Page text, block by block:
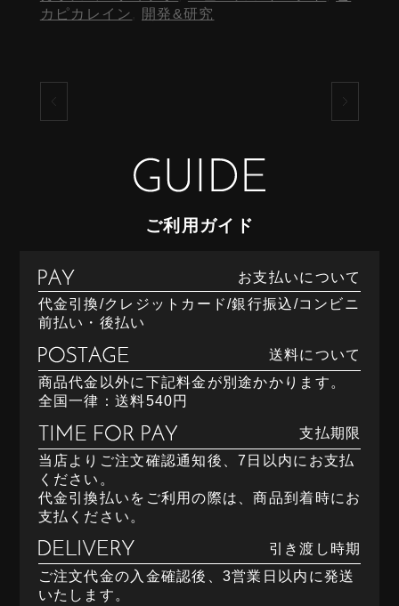
カピカレイン
開発&研究
ご利用ガイド
お支払いについて
代金引換/クレジットカード/銀行振込/コンビニ
前払い・後払い
送料について
商品代金以外に下記料金が別途かかります。
全国一律：送料540円
支払期限
当店よりご注文確認通知後、7日以内にお支払
ください。
代金引換払いをご利用の際は、商品到着時にお
支払ください。
引き渡し時期
ご注文代金の入金確認後、3営業日以内に発送
いたします。